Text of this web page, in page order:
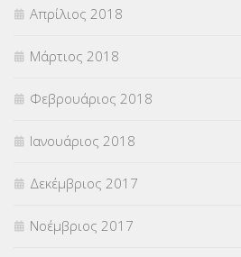
Απρίλιος 2018
Μάρτιος 2018
Φεβρουάριος 2018
Ιανουάριος 2018
Δεκέμβριος 2017
Νοέμβριος 2017